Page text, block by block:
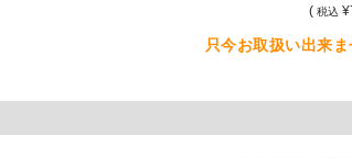
( 税込
只今お取扱い出来